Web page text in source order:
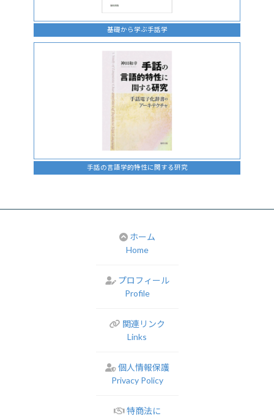
基礎から学ぶ手話学
手話の言語学的特性に関する研究
ホーム
Home
プロフィール
Profile
関連リンク
Links
個人情報保護
Privacy Policy
特商法に